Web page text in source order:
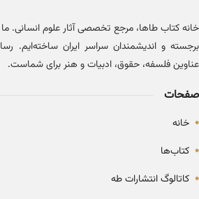
برجسته و اندیشمندان سراسر ایران ساخته‌ایم.
عناوین فلسفه، حقوق، ادبیات و هنر برای شماست.
صفحات
• خانه
• کتاب‌ها
• کاتالوگ انتشارات طه